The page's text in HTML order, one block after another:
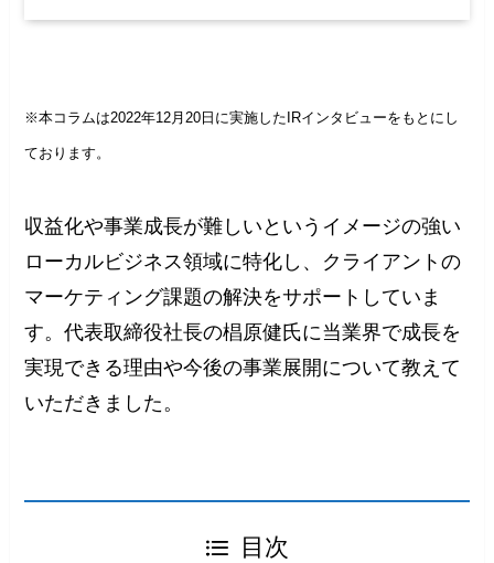
※本コラムは2022年12月20日に実施したIRインタビューをもとにし
ております。
収益化や事業成長が難しいというイメージの強い
ローカルビジネス領域に特化し、クライアントの
マーケティング課題の解決をサポートしていま
す。代表取締役社長の椙原健氏に当業界で成長を
実現できる理由や今後の事業展開について教えて
いただきました。
目次